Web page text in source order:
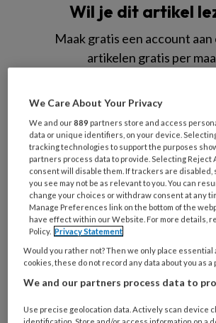
Wil je dit artikel
Maak gratis een account aan
artikelen gratis per
Wat
is
je
e-
mailadres?
* *
Kies
je
wachtwoord* *
Kies
je
functie *
We Care About Your Privacy
We and our889 partners store and access
data or unique identifiers, on your device.
tracking technologies to support the purposes
partners process data to provide. Selecting
consent will disable them. If trackers are disabled,
you see may not be as relevant to you. You can
change your choices or withdraw consent at any
Manage Preferences link on the bottom of the
have effect within our Website. For more details,
Policy. Privacy Statement
Would you rather not? Then we only place essential
cookies, these do not record any data about you as a
We and our partners process data to
Use precise geolocation data. Actively scan device